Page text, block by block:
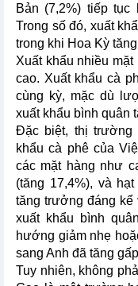
Bản (7,2%) tiếp
Trong số đó, xuất
trong khi Hoa Kỳ
Xuất khẩu nhiều
cao. Xuất khẩu cà
cùng kỳ, mặc dù
xuất khẩu bình quân
Đặc biệt, thị trường
khẩu cà phê của
các mặt hàng như
(tăng 17,4%), và
tăng trưởng đáng
xuất khẩu bình
hướng giảm nhẹ
sang Anh đã tăng
Tuy nhiên, không